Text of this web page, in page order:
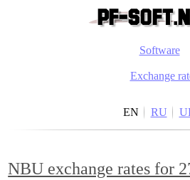
Software
Exchange
EN RU
NBU exchange rates for